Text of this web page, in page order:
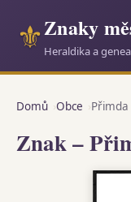
⚜Znaky
Heraldika a
Domů Obce Přimda
Znak –